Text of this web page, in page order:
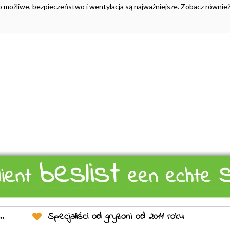
możliwe, bezpieczeństwo i wentylacja są najważniejsze. Zobacz
Specjaliści od gryzoni od 2011 roku